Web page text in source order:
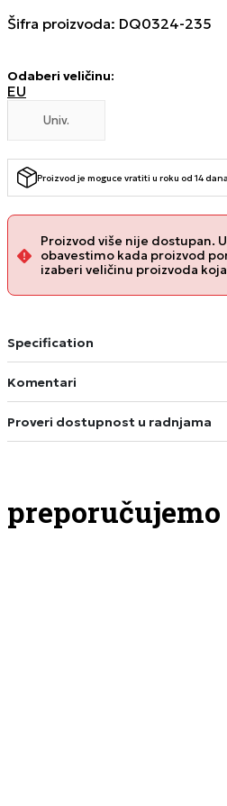
Šifra proizvoda: DQ0324-235
Odaberi veličinu:
EU
Univ.
Proizvod je moguce vratiti u roku od 14
Proizvod više nije dostupan.
obavestimo kada proizvod
izaberi veličinu proizvoda
Specification
Komentari
Proveri dostupnost u radnjama
preporučujemo